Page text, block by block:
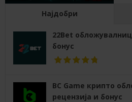
Најдобри
22Bet
бонус
BC Game крипто
рецензија и бонус